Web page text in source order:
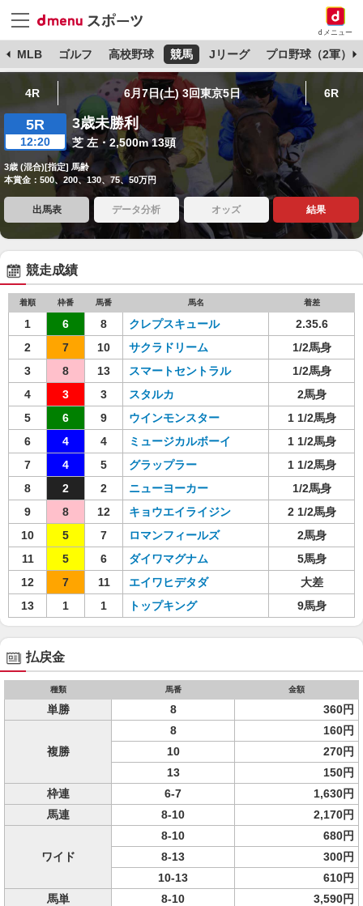
dメニュー
MLB ゴルフ 高校野球 競馬 Jリーグ プロ野球（2軍）
4R 6月7日(土) 3回東京5日 6R
5R
12:20
3歳未勝利
芝 左・2,500m 13頭
3歳 (混合)[指定] 馬齢
本賞金：500、200、130、75、50万円
出馬表 データ分析 オッズ 結果
競走成績
着順 枠番 馬番 馬名 着差
1 6 8 クレプスキュール
2.35.6
2
7 10 サクラドリーム
1/2馬身
3
8 13 スマートセントラル
1/2馬身
4
3 3 スタルカ
2馬身
5
6 9 ウインモンスター
1 1/2馬身
6
4 4 ミュージカルボーイ
1 1/2馬身
7
4 5 グラップラー
1 1/2馬身
8
2 2 ニューヨーカー
1/2馬身
9
8 12 キョウエイライジン
2 1/2馬身
10
5 7 ロマンフィールズ
2馬身
11
5 6 ダイワマグナム
5馬身
12
7 11 エイワヒデタダ
大差
13
1 1 トップキング 9馬身
払戻金
種類 馬番 金額
単勝 8 360円
複勝
8
160円
10
270円
13
150円
枠連
6-7
1,630円
馬連
8-10 2,170円
ワイド
8-10
680円
8-13
300円
10-13
610円
馬単
8-10
3,590円